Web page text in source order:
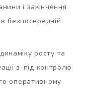
і закінчення
безпосередній
росту та
з-під контролю
оперативному